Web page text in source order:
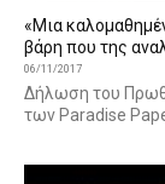
«Μια
βάρη που της
06/11/2017
Δήλωση του
των Paradise